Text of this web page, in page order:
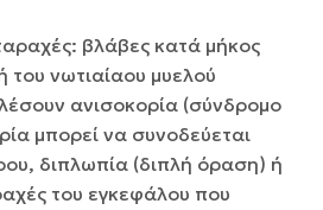
βλάβες κατά μήκος
του νωτιαίαου μυελού
ανισοκορία (σύνδρομο
μπορεί να συνοδεύεται
διπλωπία (διπλή όραση) ή
του εγκεφάλου που